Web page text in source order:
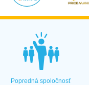
Popredná spoločnosť